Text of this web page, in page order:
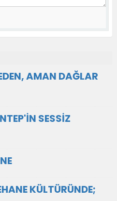
AMAN DAĞLAR
SESSİZ
KÜLTÜRÜNDE;